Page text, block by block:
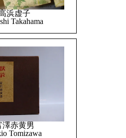
浜虚子
Takahama
澤赤黄男
Tomizawa